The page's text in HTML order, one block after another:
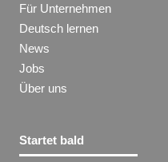
Für Unternehmen
Deutsch lernen
News
Jobs
Über uns
Startet bald